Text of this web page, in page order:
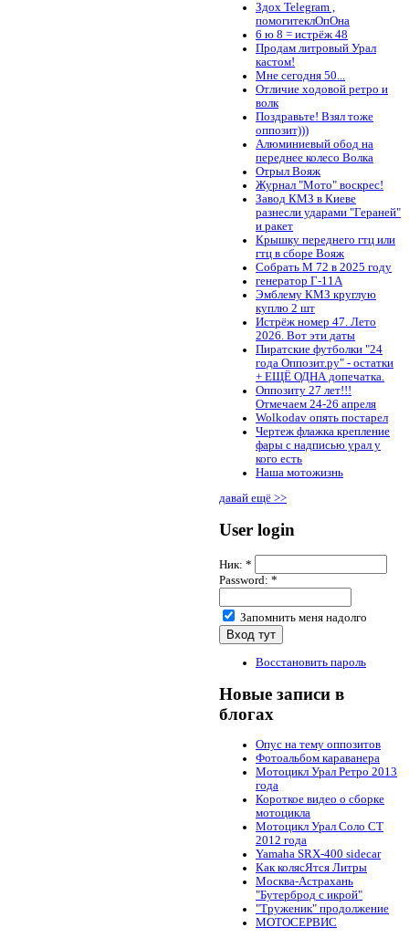
Здох Telegram ,
помогитеклОпОна
6 ю 8 = истрёж 48
Продам литровый Урал
кастом!
Мне сегодня 50...
Отличие ходовой ретро и
волк
Поздравьте! Взял тоже
оппозит)))
Алюминиевый обод на
переднее колесо Волка
Отрыл Вояж
Журнал "Мото" воскрес!
Завод КМЗ в Киеве
разнесли ударами "Гераней"
и ракет
Крышку переднего гтц или
гтц в сборе Вояж
Собрать М 72 в 2025 году
генератор Г-11А
Эмблему КМЗ круглую
куплю 2 шт
Истрёж номер 47. Лето
2026. Вот эти даты
Пиратские футболки "24
года Оппозит.ру" - остатки
+ ЕЩЁ ОДНА допечатка.
Оппозиту 27 лет!!!
Отмечаем 24-26 апреля
Wolkodav опять постарел
Чертеж флажка крепление
фары с надписью урал у
кого есть
Наша мотожизнь
давай ещё >>
User login
Ник: *
Password: *
Запомнить меня надолго
Восстановить пароль
Новые записи в
блогах
Опус на тему оппозитов
Фотоальбом караванера
Мотоцикл Урал Ретро 2013
года
Короткое видео о сборке
мотоцикла
Мотоцикл Урал Соло СТ
2012 года
Yamaha SRX-400 sidecar
Как колясЯтся Литры
Москва-Астрахань
"Бутерброд с икрой"
"Труженик" продолжение
МОТОСЕРВИС